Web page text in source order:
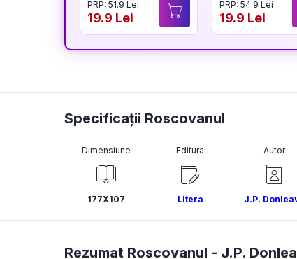
PRP: 51.9 Lei
19.9 Lei
PRP: 54.9 Lei
19.9 Lei
Specificații Roscovanul
Dimensiune
177X107
Editura
Litera
Autor
J.P.
Rezumat Roscovanul - J.P.